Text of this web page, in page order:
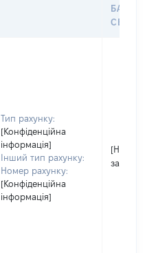
СЕЙФУ
Тип рахунку:
[Конфіденційна
інформація]
Інший тип рахунку:
Номер рахунку:
[Конфіденційна
інформація]
[Не